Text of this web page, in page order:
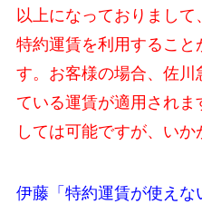
以上になっておりまし
特約運賃を利用すること
す。お客様の場合、佐川
ている運賃が適用され
しては可能ですが、いか
伊藤「特約運賃が使え